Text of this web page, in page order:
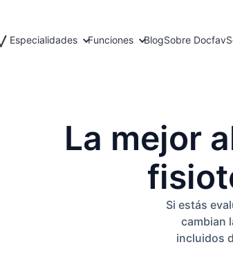
Especialidades Funciones BlogSobre Docfav
La mejor
Si estás
cambian
incluidos